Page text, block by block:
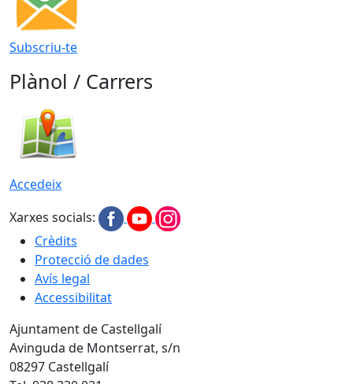
Subscriu-te
Plànol / Carrers
Accedeix
Xarxes socials:
Crèdits
Protecció de dades
Avís legal
Accessibilitat
Ajuntament de Castellgalí
Avinguda de Montserrat, s/n
08297 Castellgalí